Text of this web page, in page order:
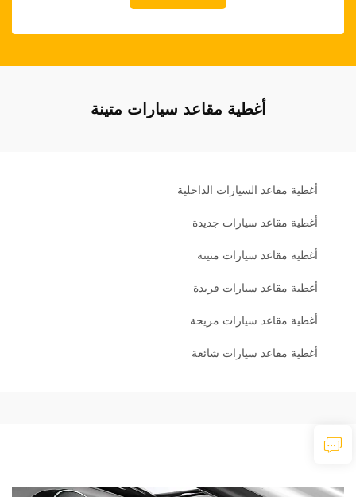
أغطية مقاعد سيارات متينة
أغطية مقاعد السيارات الداخلية
أغطية مقاعد سيارات جديدة
أغطية مقاعد سيارات متينة
أغطية مقاعد سيارات فريدة
أغطية مقاعد سيارات مريحة
أغطية مقاعد سيارات شائعة